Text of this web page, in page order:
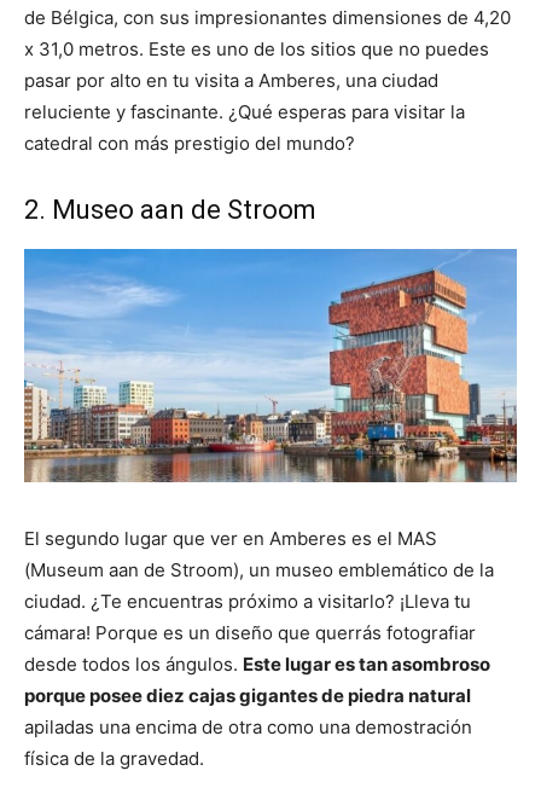
de Bélgica, con sus impresionantes dimensiones de 4,20
x 31,0 metros. Este es uno de los sitios que no puedes
pasar por alto en tu visita a Amberes, una ciudad
reluciente y fascinante. ¿Qué esperas para visitar la
catedral con más prestigio del mundo?
2. Museo aan de Stroom
El segundo lugar que ver en Amberes es el MAS
(Museum aan de Stroom), un museo emblemático de la
ciudad. ¿Te encuentras próximo a visitarlo? ¡Lleva tu
cámara! Porque es un diseño que querrás fotografiar
desde todos los ángulos. Este lugar es tan asombroso
porque posee diez cajas gigantes de piedra natural
apiladas una encima de otra como una demostración
física de la gravedad.